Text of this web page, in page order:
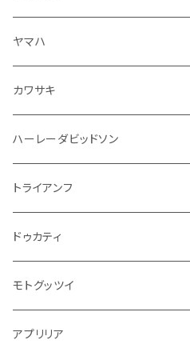
灰皿・ゴミ箱
インテリアパネル
ドリンクホルダー
携帯・スマホホルダー
ステッカー
ダッシュボード
外装系
吸気系
エアフィルター
アームレスト
ウインカー
ダッシュボード
ドア回り
エンジン系
オイル系
その他
フロントガラス回り
ワイパー
リアガラス回り
ライト系
フロアマット
ヤマハ
電装系
ウインカー
モーター系
ミラー
ブレーキ系
クラッチブレーキレバー
駆動系
その他
カワサキ
ミラー
ハンドル系
足回り
サスペンション
タンク系
キャップ
ブレーキ系
ハーレーダビッドソン
ミラー
トライアンフ
ミラー
ドゥカティ
ミラー
その他
モトグッツイ
ミラー
アプリリア